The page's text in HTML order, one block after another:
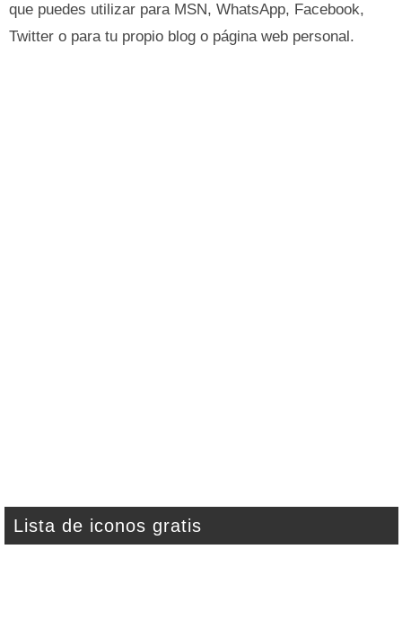
que puedes utilizar para MSN, WhatsApp, Facebook,
Twitter o para tu propio blog o página web personal.
Lista de iconos gratis